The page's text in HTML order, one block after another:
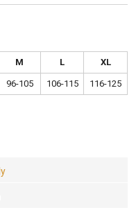
M L XL
96-105 106-115 116-125